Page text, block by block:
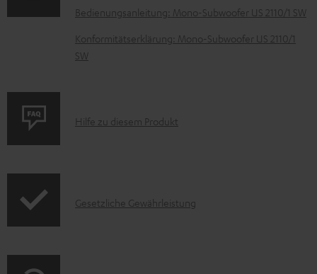
m
e
n
z
e
Bedienungsanleitung: Mono-Subwoofer US 2110/1 SW
Konformitätserklärung: Mono-Subwoofer US 2110/1
SW
P
u
Hilfe zu diesem Produkt
IGesetzliche Gewährleistung